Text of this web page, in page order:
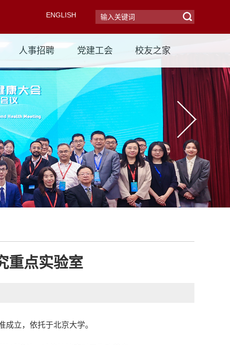
ENGLISH
人事招聘 党建工会 校友之家
重点实验室
成立，依托于北京大学。